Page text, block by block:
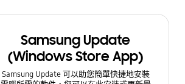
Samsung Update
(Windows Store App)
Samsung Update 可以助您簡單快捷地安裝